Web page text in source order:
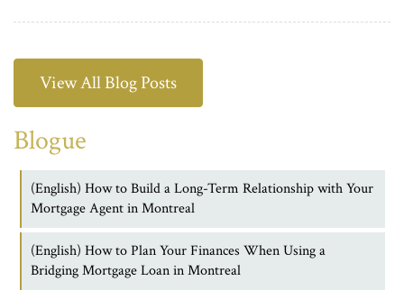
hypothèque
hypothèque
à
View All Blog Posts
Blogue
(English) How to Build a Long-Term Relationship with Your
Mortgage Agent in Montreal
(English) How to Plan Your Finances When Using a
Bridging Mortgage Loan in Montreal